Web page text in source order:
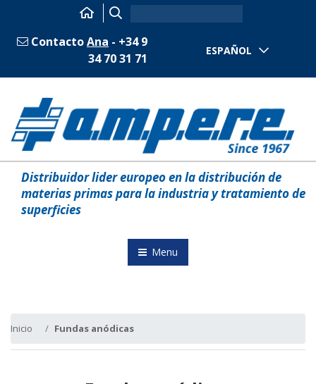
ContactoAna - +34 9
34 70 31 71
ESPAÑOL
Distribuidor lider europeo en la distribución de
materias primas para la industria y tratamiento de
superficies
Menu
Inicio Fundas anódicas